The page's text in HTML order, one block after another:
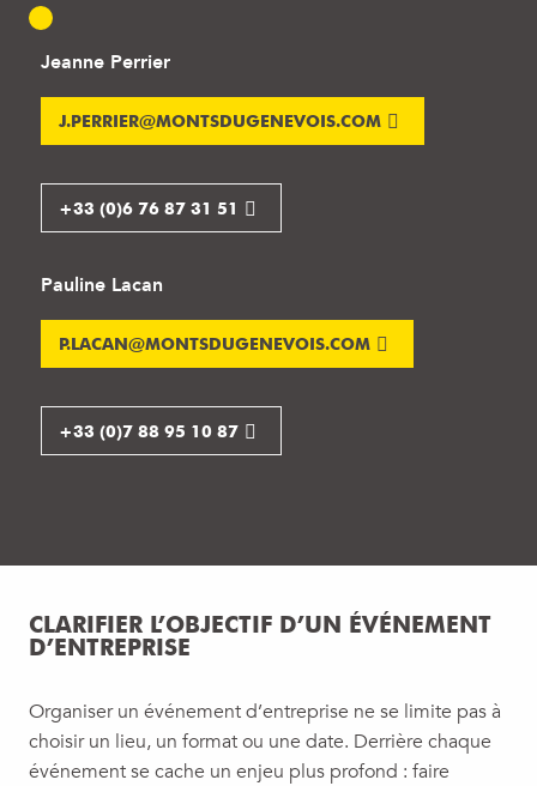
Jeanne Perrier
J.PERRIER@MONTSDUGENEVOIS.COM
+33 (0)6 76 87 31 51
Pauline Lacan
P.LACAN@MONTSDUGENEVOIS.COM
+33 (0)7 88 95 10 87
CLARIFIER L’OBJECTIF D’UN ÉVÉNEMENT
D’ENTREPRISE
Organiser un événement d’entreprise ne se limite pas à
choisir un lieu, un format ou une date. Derrière chaque
événement se cache un enjeu plus profond : faire